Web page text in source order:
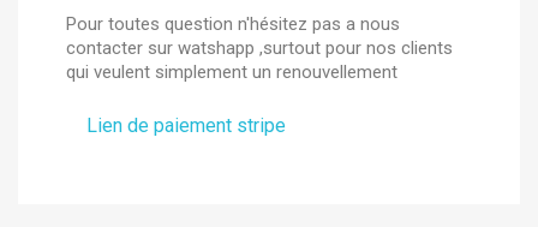
Pour toutes question n'hésitez pas a nous
contacter sur watshapp ,surtout pour nos clients
qui veulent simplement un renouvellement
Lien de paiement stripe